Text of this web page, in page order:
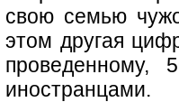
свою семью
этом другая
проведенному,
иностранцами.